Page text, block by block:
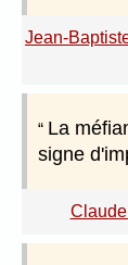
Jean-
La
signe